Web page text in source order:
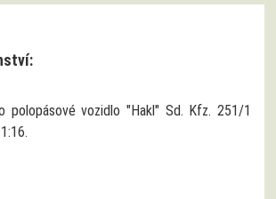
polopásové vozidlo "Hakl" Sd. Kfz. 251/1